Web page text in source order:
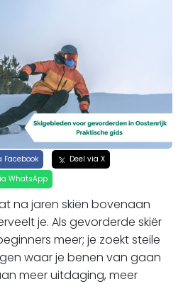
Facebook
Deel via X
WhatsApp
na jaren skiën bovenaan
je. Als gevorderde skiër
meer; je zoekt steile
waar je benen van gaan
meer uitdaging, meer